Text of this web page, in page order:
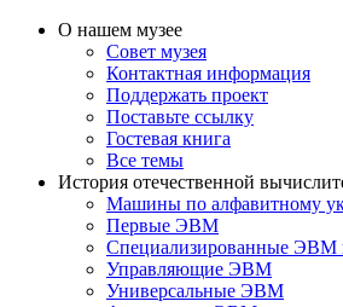
О нашем музее
Совет музея
Контактная информация
Поддержать проект
Поставьте ссылку
Гостевая книга
Все темы
История отечественной
Машины по алфавитному
Первые ЭВМ
Специализированные ЭВМ
Управляющие ЭВМ
Универсальные ЭВМ